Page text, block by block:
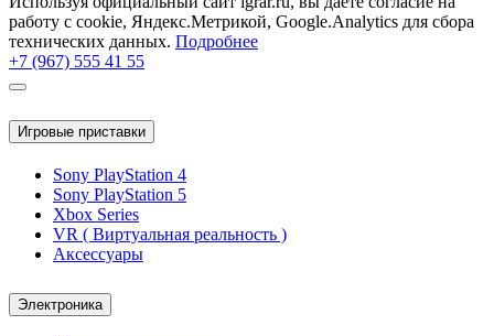
работу с cookie, Яндекс.Метрикой, Google.Analytics для сбора
технических данных. Подробнее
+7 (967) 555 41 55
Игровые приставки
Sony PlayStation 4
Sony PlayStation 5
Xbox Series
VR ( Виртуальная реальность )
Аксессуары
Электроника